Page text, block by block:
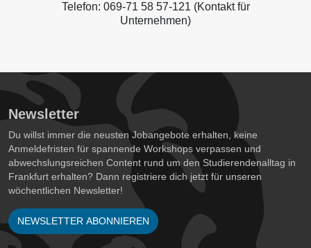
Telefon: 069-71 58 57-121 (Kontakt für
Unternehmen)
Newsletter
Du willst immer die neusten Jobangebote erhalten, keine
Anmeldefristen für spannende Workshops verpassen und
abwechslungsreichen Content rund um den Studierendenalltag in
Frankfurt erhalten? Dann registriere dich jetzt für unseren
wöchentlichen Newsletter!
NEWSLETTER ABONNIEREN